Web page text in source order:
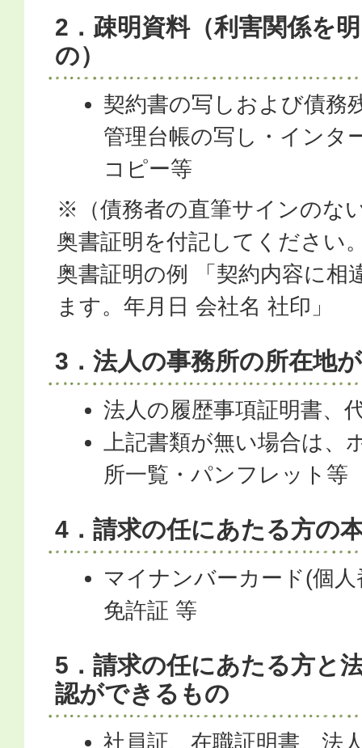
2．疎明資料（利害関係を
の）
契約書の写しおよび債務
管理台帳の写し・インタ
コピー等
※（債務者の直筆サインのな
奥書証明を付記してください
奥書証明の例 「契約内容に相
ます。年月日 会社名 社印」
3．法人の事務所の所在地
法人の履歴事項証明書、
上記書類が無い場合は、
所一覧・パンフレット等
4．請求の任にあたる方の
マイナンバーカード(個
免許証 等
5．請求の任にあたる方と
認ができるもの
社員証、在職証明書、法